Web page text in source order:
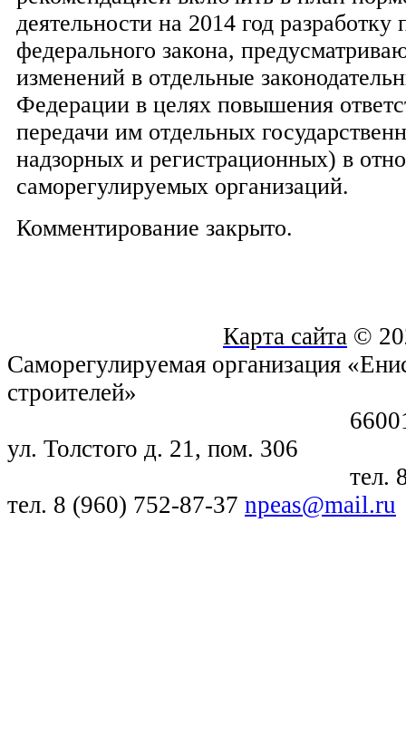
деятельности на 2014 год разработку
федерального закона,
изменений в отдельные
Федерации в целях повышения
передачи им отдельных
надзорных и регистрационных) в
саморегулируемых организаций.
Комментирование закрыто.
Карта сайта ©
Саморегулируемая организация
строителей»
660018, г.
ул. Толстого д. 21, пом. 306
тел. 8 (391)
тел. 8 (960) 752-87-37 npeas@mail.ru